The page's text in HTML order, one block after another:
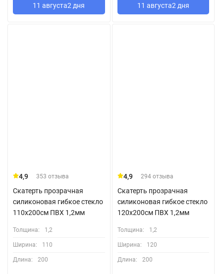
11 августа2 дня 11 августа2 дня
4,9 353 отзыва
Скатерть прозрачная
силиконовая гибкое стекло
110x200см ПВХ 1,2мм
Толщина: 1,2
Ширина: 110
Длина: 200
4,9 294 отзыва
Скатерть прозрачная
силиконовая гибкое стекло
120x200см ПВХ 1,2мм
Толщина: 1,2
Ширина: 120
Длина: 200